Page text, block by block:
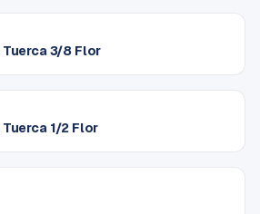
3/8 Flor
1/2 Flor